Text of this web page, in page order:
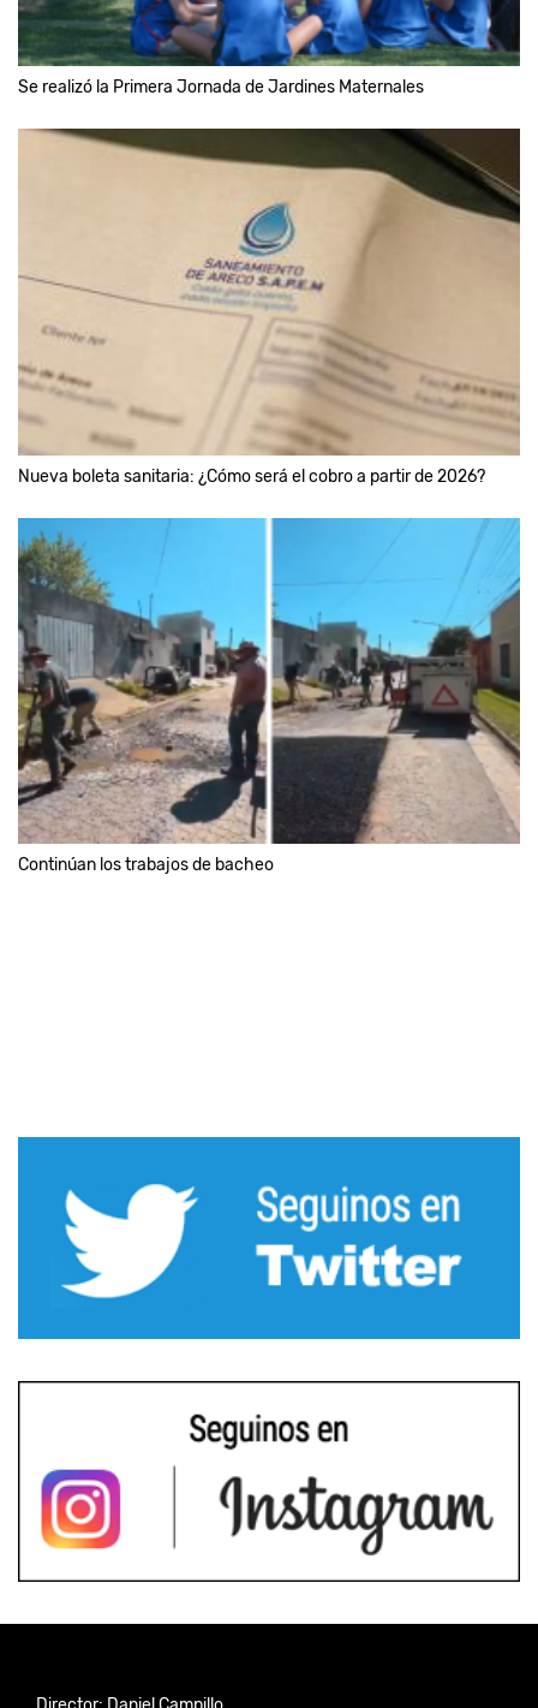
Se realizó la Primera Jornada de Jardines Maternales
Nueva boleta sanitaria: ¿Cómo será el cobro a partir de 2026?
Continúan los trabajos de bacheo